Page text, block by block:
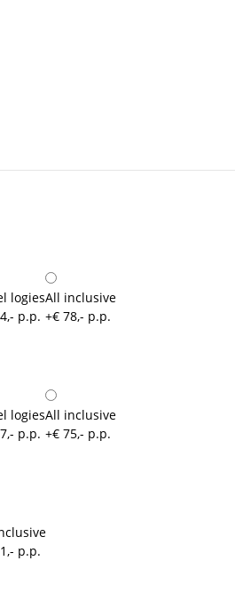
logies
p.p.
All inclusive
+€ 78,- p.p.
logies
p.p.
All inclusive
+€ 75,- p.p.
p.p.